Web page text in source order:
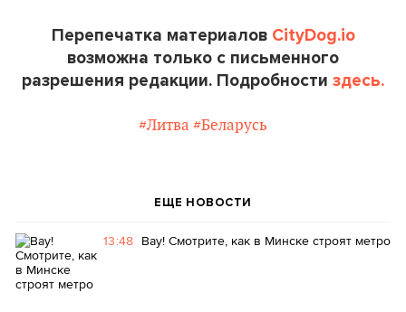
Перепечатка материалов CityDog.io
возможна только с письменного
разрешения редакции. Подробности здесь.
#Литва #Беларусь
ЕЩЕ НОВОСТИ
13:48 Вау! Смотрите, как в Минске строят метро